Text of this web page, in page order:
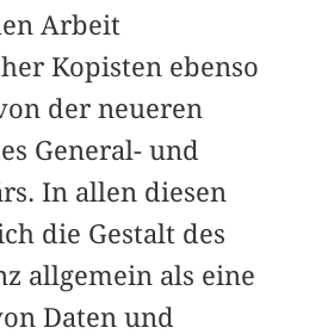
Arbeit
Kopisten ebenso
der neueren
General- und
In allen diesen
die Gestalt des
allgemein als eine
Daten und